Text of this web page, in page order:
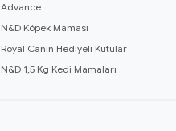
Advance
N&D Köpek Maması
Royal Canin Hediyeli Kutular
N&D 1,5 Kg Kedi Mamaları